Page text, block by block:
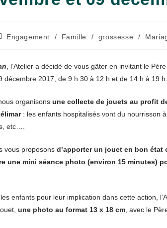
Engagement / Famille / grossesse /
, l’Atelier a décidé de vous gâter en invitant le
décembre 2017, de 9 h 30 à 12 h et de 14 h à 19 h.
organisons une collecte de jouets au profit
: les enfants hospitalisés vont du nourrisson à
etc….
vous proposons d’apporter un jouet en bon état
une mini séance photo (environ 15 minutes)
enfants pour leur implication dans cette action,
une photo au format 13 x 18 cm , avec le